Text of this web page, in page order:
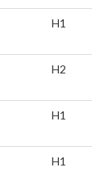
H1
H2
H1
H1